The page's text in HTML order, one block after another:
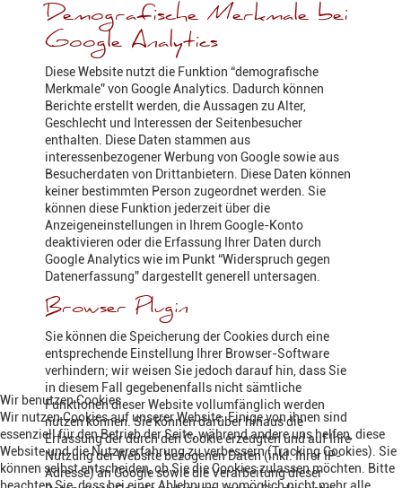
Demografische Merkmale bei
Google Analytics
Diese Website nutzt die Funktion “demografische
Merkmale” von Google Analytics. Dadurch können
Berichte erstellt werden, die Aussagen zu Alter,
Geschlecht und Interessen der Seitenbesucher
enthalten. Diese Daten stammen aus
interessenbezogener Werbung von Google sowie aus
Besucherdaten von Drittanbietern. Diese Daten können
keiner bestimmten Person zugeordnet werden. Sie
können diese Funktion jederzeit über die
Anzeigeneinstellungen in Ihrem Google-Konto
deaktivieren oder die Erfassung Ihrer Daten durch
Google Analytics wie im Punkt “Widerspruch gegen
Datenerfassung” dargestellt generell untersagen.
Browser Plugin
Sie können die Speicherung der Cookies durch eine
entsprechende Einstellung Ihrer Browser-Software
verhindern; wir weisen Sie jedoch darauf hin, dass Sie
in diesem Fall gegebenenfalls nicht sämtliche
Funktionen dieser Website vollumfänglich werden
nutzen können. Sie können darüber hinaus die
Erfassung der durch den Cookie erzeugten und auf Ihre
Nutzung der Website bezogenen Daten (inkl. Ihrer IP-
Adresse) an Google sowie die Verarbeitung dieser
Wir benutzen Cookies
Wir nutzen Cookies auf unserer Website. Einige von ihnen sind
essenziell für den Betrieb der Seite, während andere uns helfen, diese
Website und die Nutzererfahrung zu verbessern (Tracking Cookies). Sie
können selbst entscheiden, ob Sie die Cookies zulassen möchten. Bitte
beachten Sie, dass bei einer Ablehnung womöglich nicht mehr alle